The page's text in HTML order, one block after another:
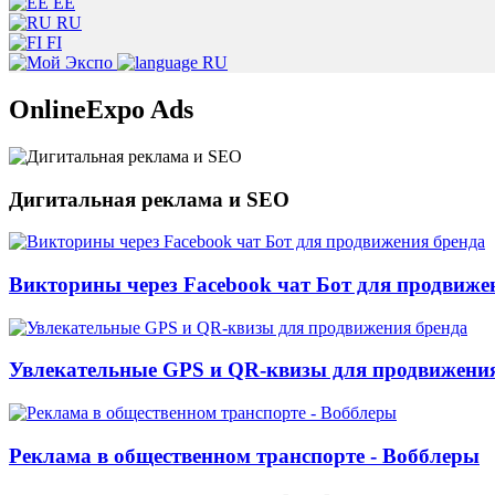
RU
FI
RU
OnlineExpo Ads
Дигитальная реклама и SEO
Викторины через Facebook чат Бот для
Увлекательные GPS и QR-квизы для
Реклама в общественном транспорте - Вобблеры